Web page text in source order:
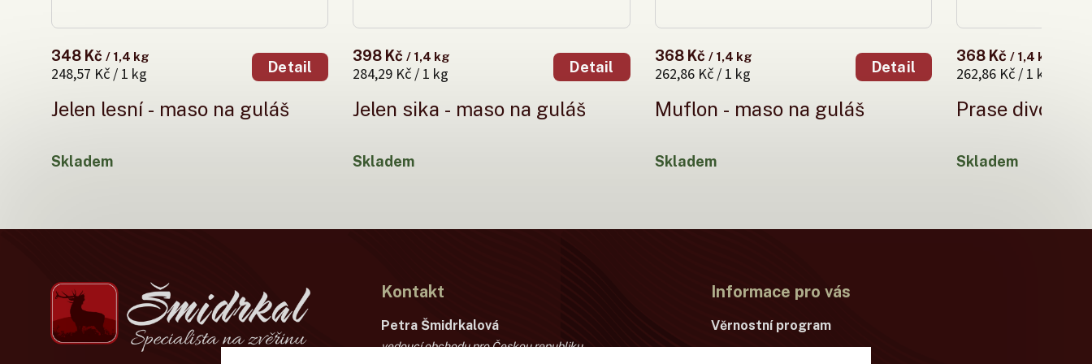
Jelen lesní - maso na guláš
Skladem
348 Kč / 1,4 kg
248,57 Kč / 1 kg Detail
Jelen sika - maso na guláš
Skladem
398 Kč/ 1,4 kg
284,29 Kč / 1 kg Detail
Muflon - maso na guláš
Skladem
368 Kč / 1,4 kg
262,86 Kč / 1 kg Detail
Prase divoké -
Skladem
368 Kč / 1,4 kg
262,86 Kč / 1 kg
Kontakt
Petra Šmidrkalová
vedoucí obchodu pro Českou republiku
Informace pro vás
Věrnostní program